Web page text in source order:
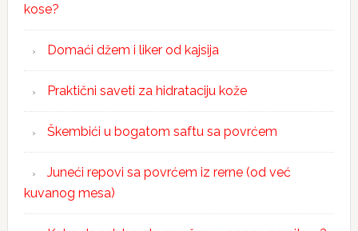
kose?
Domaći džem i liker od kajsija
Praktični saveti za hidrataciju kože
Škembići u bogatom saftu sa povrćem
Juneći repovi sa povrćem iz rerne (od već
kuvanog mesa)